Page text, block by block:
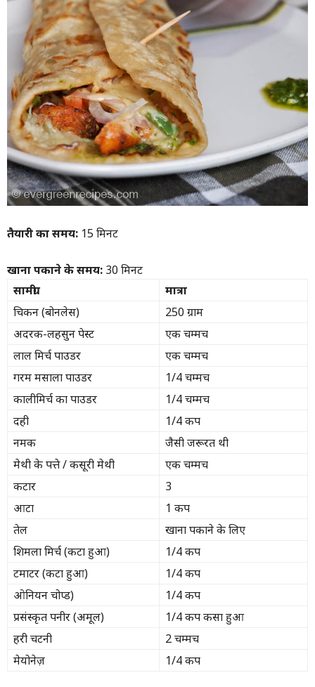
तैयारी का समय: 15 मिनट
खाना पकाने के समय: 30 मिनट
सामग्री
मात्रा
चिकन (बोनलेस)
250 ग्राम
अदरक-लहसुन पेस्ट
एक चम्मच
लाल मिर्च पाउडर
एक चम्मच
गरम मसाला पाउडर
1/4 चम्मच
कालीमिर्च का पाउडर
1/4 चम्मच
दही
1/4 कप
नमक
जैसी जरूरत थी
मेथी के पत्ते / कसूरी मेथी
एक चम्मच
कटार
3
आटा
1 कप
तेल
खाना पकाने के लिए
शिमला मिर्च (कटा हुआ)
1/4 कप
टमाटर (कटा हुआ)
1/4 कप
ओनियन चोप्ड)
1/4 कप
प्रसंस्कृत पनीर (अमूल)
1/4 कप कसा हुआ
हरी चटनी
2 चम्मच
मेयोनेज़
1/4 कप